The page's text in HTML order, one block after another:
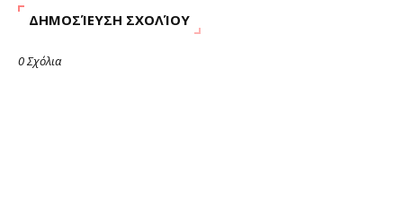
ΔΗΜΟΣΊΕΥΣΗ ΣΧΟΛΊΟΥ
0 Σχόλια